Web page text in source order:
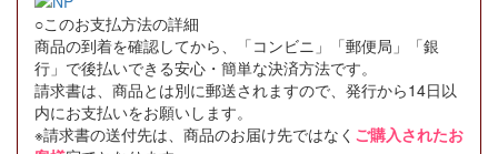
○このお支払方法の詳細
商品の到着を確認してから、「コンビニ」「郵便局」「銀
行」で後払いできる安心・簡単な決済方法です。
請求書は、商品とは別に郵送されますので、発行から14日以
内にお支払いをお願いします。
※請求書の送付先は、商品のお届け先ではなく ご購入されたお